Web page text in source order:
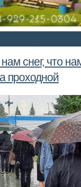
снег, что
проходной